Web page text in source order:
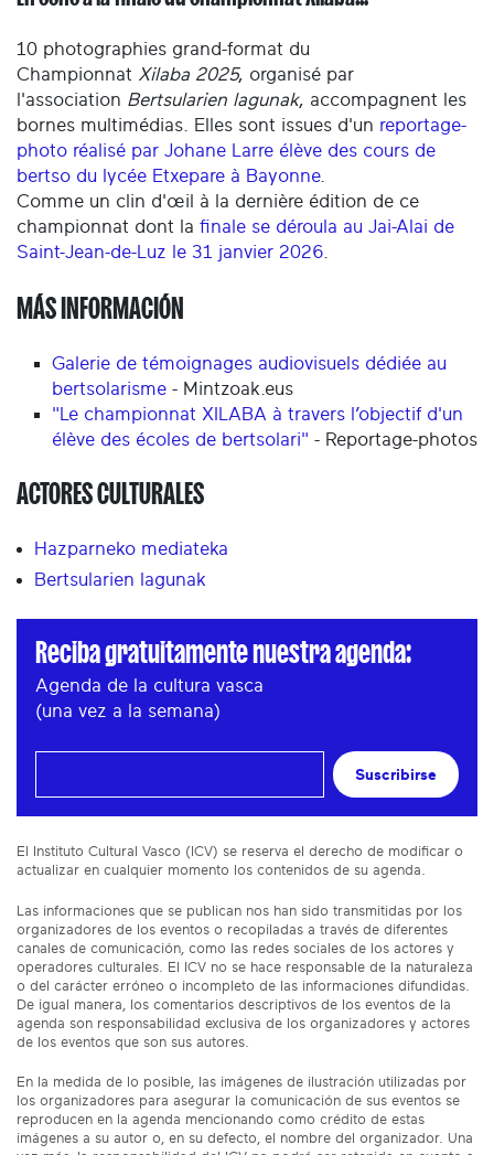
10 photographies grand-format du
Championnat Xilaba 2025, organisé par
l'association Bertsularien lagunak, accompagnent les
bornes multimédias. Elles sont issues d'un reportage-
photo réalisé par Johane Larre élève des cours de
bertso du lycée Etxepare à Bayonne.
Comme un clin d'œil à la dernière édition de ce
championnat dont la finale se déroula au Jai-Alai de
Saint-Jean-de-Luz le 31 janvier 2026
MÁS INFORMACIÓN
Galerie de témoignages audiovisuels dédiée au
bertsolarisme - Mintzoak.eus
"Le championnat XILABA à travers l’objectif d'un
élève des écoles de bertsolari" - Reportage-photos
ACTORES CULTURALES
Hazparneko mediateka
Bertsularien lagunak
Reciba gratuitamente nuestra agenda:
Agenda de la cultura vasca
(una vez a la semana)
Suscribirse
El Instituto Cultural Vasco (ICV) se reserva el derecho de modificar o
actualizar en cualquier momento los contenidos de su agenda.
Las informaciones que se publican nos han sido transmitidas por los
organizadores de los eventos o recopiladas a través de diferentes
canales de comunicación, como las redes sociales de los actores y
operadores culturales. El ICV no se hace responsable de la naturaleza
o del carácter erróneo o incompleto de las informaciones difundidas.
De igual manera, los comentarios descriptivos de los eventos de la
agenda son responsabilidad exclusiva de los organizadores y actores
de los eventos que son sus autores.
En la medida de lo posible, las imágenes de ilustración utilizadas por
los organizadores para asegurar la comunicación de sus eventos se
reproducen en la agenda mencionando como crédito de estas
imágenes a su autor o, en su defecto, el nombre del organizador. Una